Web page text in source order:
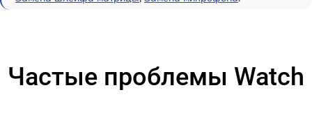
Частые проблемы Watch